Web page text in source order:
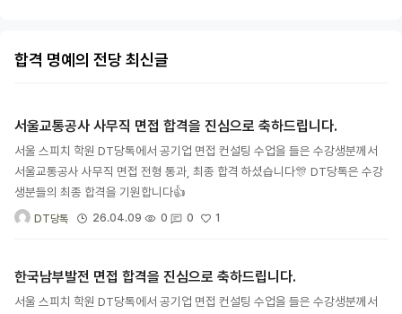
합격 명예의 전당 최신글
서울교통공사 사무직 면접 합격을 진심으로 축하드립니다.
서울 스피치 학원 DT당톡에서 공기업 면접 컨설팅 수업을 들은 수강생분께서
서울교통공사 사무직 면접 전형 통과, 최종 합격 하셨습니다🎊 DT당톡은 수강
생분들의 최종 합격을 기원합니다👍
DT당톡 26.04.09 0 0 1
한국남부발전 면접 합격을 진심으로 축하드립니다.
서울 스피치 학원 DT당톡에서 공기업 면접 컨설팅 수업을 들은 수강생분께서